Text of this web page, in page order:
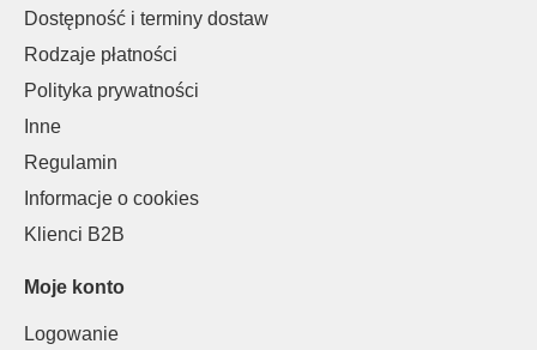
Dostępność i terminy dostaw
Rodzaje płatności
Polityka prywatności
Inne
Regulamin
Informacje o cookies
Klienci B2B
Moje konto
Logowanie